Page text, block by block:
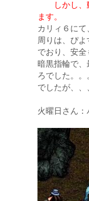
しかし、動
ます。
カリィ６にて
周りは、ぴ
でおり、安全
暗黒指輪で
ろでした。。。
でしたが、、、
火曜日さん